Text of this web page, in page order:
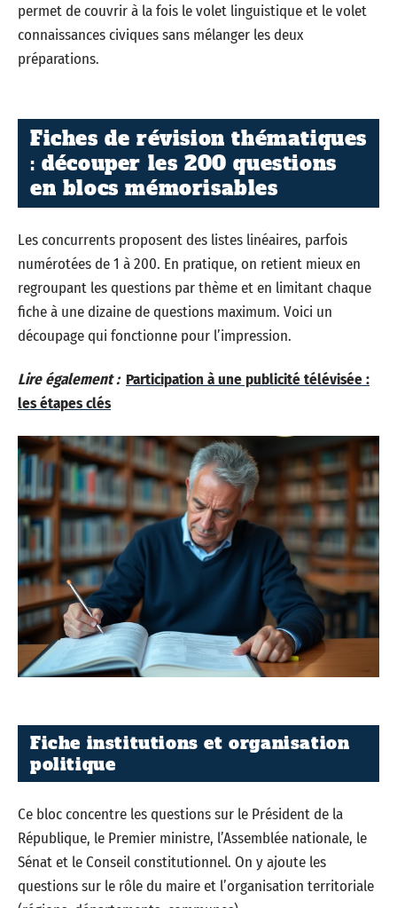
permet de couvrir à la fois le volet linguistique et le volet
connaissances civiques sans mélanger les deux
préparations.
Fiches de révision thématiques
: découper les 200 questions
en blocs mémorisables
Les concurrents proposent des listes linéaires, parfois
numérotées de 1 à 200. En pratique, on retient mieux en
regroupant les questions par thème et en limitant chaque
fiche à une dizaine de questions maximum. Voici un
découpage qui fonctionne pour l’impression.
Lire également : Participation à une publicité télévisée :
les étapes clés
Fiche institutions et organisation
politique
Ce bloc concentre les questions sur le Président de la
République, le Premier ministre, l’Assemblée nationale, le
Sénat et le Conseil constitutionnel. On y ajoute les
questions sur le rôle du maire et l’organisation territoriale